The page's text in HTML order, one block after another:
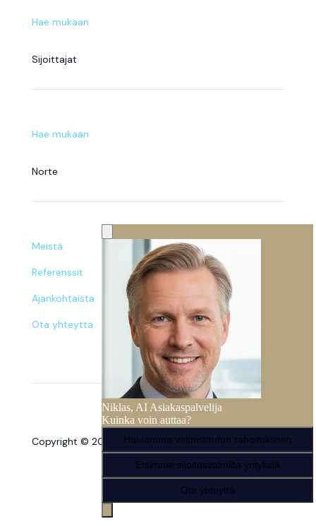
Hae mukaan
Sijoittajat
Hae mukaan
Norte
Meistä
Referenssit
Ajankohtaista
Ota yhteyttä
Copyright © 2026 – Norte. Kaikki oikeudet pidätetään.
Tietosuojaseloste